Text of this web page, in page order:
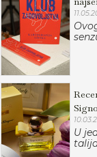
U